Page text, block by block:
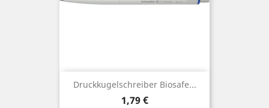
Druckkugelschreiber Biosafe...
Preis
1,79 €